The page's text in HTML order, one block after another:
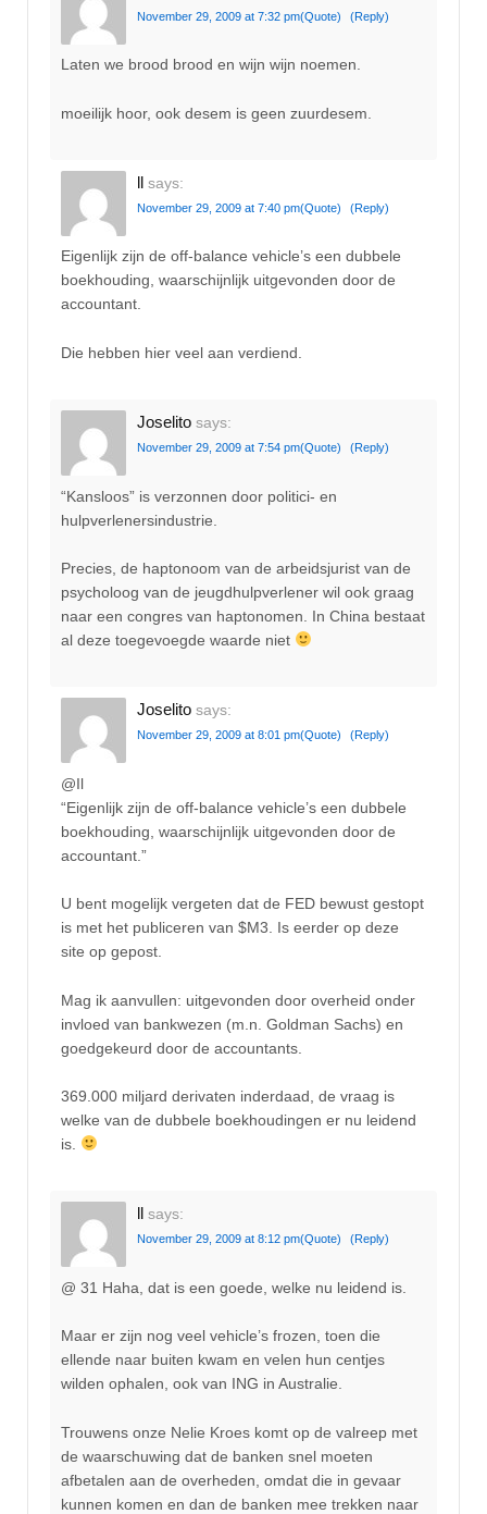
November 29, 2009 at 7:32 pm(Quote) (Reply)
Laten we brood brood en wijn wijn noemen.
moeilijk hoor, ook desem is geen zuurdesem.
ll says:
November 29, 2009 at 7:40 pm(Quote) (Reply)
Eigenlijk zijn de off-balance vehicle’s een dubbele
boekhouding, waarschijnlijk uitgevonden door de
accountant.
Die hebben hier veel aan verdiend.
Joselito says:
November 29, 2009 at 7:54 pm(Quote) (Reply)
“Kansloos” is verzonnen door politici- en
hulpverlenersindustrie.
Precies, de haptonoom van de arbeidsjurist van de
psycholoog van de jeugdhulpverlener wil ook graag
naar een congres van haptonomen. In China bestaat
al deze toegevoegde waarde niet
Joselito says:
November 29, 2009 at 8:01 pm(Quote) (Reply)
@Il
“Eigenlijk zijn de off-balance vehicle’s een dubbele
boekhouding, waarschijnlijk uitgevonden door de
accountant.”
U bent mogelijk vergeten dat de FED bewust gestopt
is met het publiceren van $M3. Is eerder op deze
site op gepost.
Mag ik aanvullen: uitgevonden door overheid onder
invloed van bankwezen (m.n. Goldman Sachs) en
goedgekeurd door de accountants.
369.000 miljard derivaten inderdaad, de vraag is
welke van de dubbele boekhoudingen er nu leidend
is.
ll says:
November 29, 2009 at 8:12 pm(Quote) (Reply)
@ 31 Haha, dat is een goede, welke nu leidend is.
Maar er zijn nog veel vehicle’s frozen, toen die
ellende naar buiten kwam en velen hun centjes
wilden ophalen, ook van ING in Australie.
Trouwens onze Nelie Kroes komt op de valreep met
de waarschuwing dat de banken snel moeten
afbetalen aan de overheden, omdat die in gevaar
kunnen komen en dan de banken mee trekken naar